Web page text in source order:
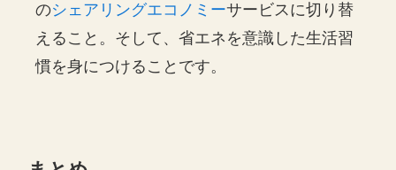
のシェアリングエコノミーサービスに切り替
えること。そして、省エネを意識した生活習
慣を身につけることです。